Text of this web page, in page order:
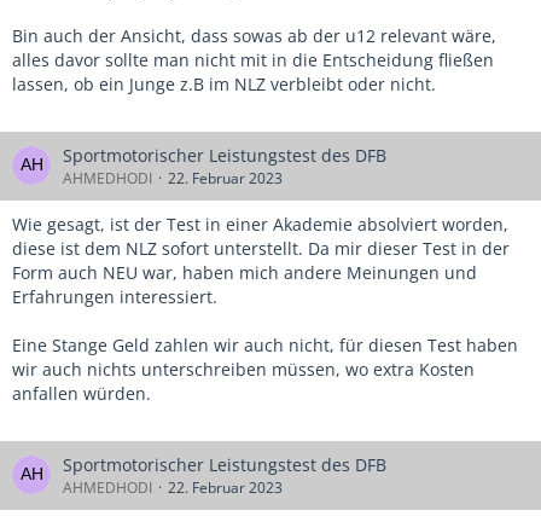
Bin auch der Ansicht, dass sowas ab der u12 relevant wäre,
alles davor sollte man nicht mit in die Entscheidung fließen
lassen, ob ein Junge z.B im NLZ verbleibt oder nicht.
Sportmotorischer Leistungstest des DFB
AHMEDHODI 22. Februar 2023
Wie gesagt, ist der Test in einer Akademie absolviert worden,
diese ist dem NLZ sofort unterstellt. Da mir dieser Test in der
Form auch NEU war, haben mich andere Meinungen und
Erfahrungen interessiert.
Eine Stange Geld zahlen wir auch nicht, für diesen Test haben
wir auch nichts unterschreiben müssen, wo extra Kosten
anfallen würden.
Sportmotorischer Leistungstest des DFB
AHMEDHODI 22. Februar 2023